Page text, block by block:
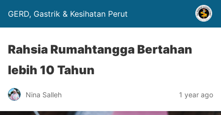
GERD, Gastrik & Kesihatan Perut
Rahsia Rumahtangga Bertahan
lebih 10 Tahun
Nina Salleh 1 year ago